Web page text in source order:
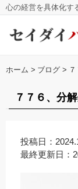
心の経営を具体化す
ホーム > ブログ >
７７６、分
投稿日：
最終更新日：